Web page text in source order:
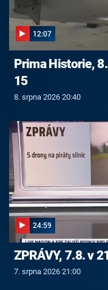
12:07
Prima Historie,
15
8. srpna 2026 20:40
24:59
ZPRÁVY, 7.8. v
7. srpna 2026 21:00